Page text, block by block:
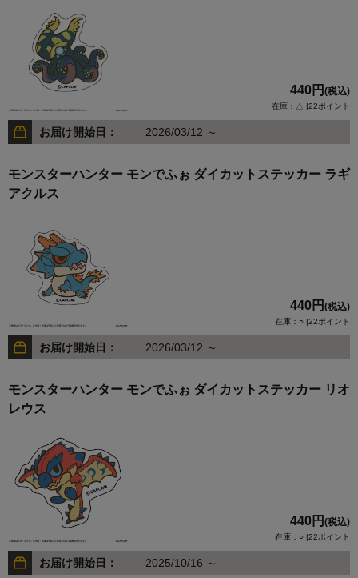
440円 (税込)
在庫：△ |22ポイント
お届け開始日： 2026/03/12 ～
モンスターハンター モンでふぉ ダイカットステッカー ラギ
アクルス
440円 (税込)
在庫：○ |22ポイント
お届け開始日： 2026/03/12 ～
モンスターハンター モンでふぉ ダイカットステッカー リオ
レウス
440円 (税込)
在庫：○ |22ポイント
お届け開始日： 2025/10/16 ～